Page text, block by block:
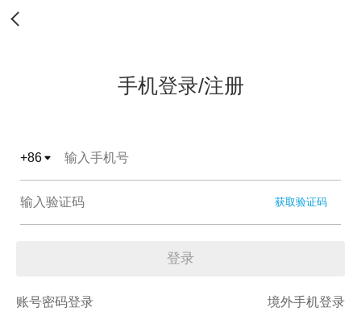
手机登录/注册
+86
获取验证码
登录
账号密码登录 境外手机登录